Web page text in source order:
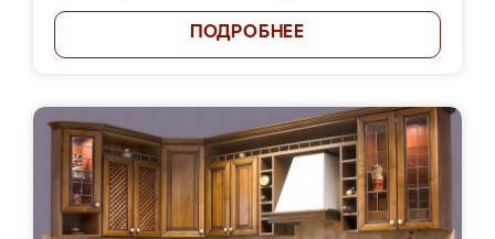
ПОДРОБНЕЕ